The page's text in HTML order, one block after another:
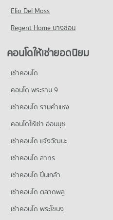
คอนโด รร.ฤทธิยะวรรณาลัย
มีคอนโดให้เช่า 1,758 ประกาศ
ขายคอนโด รร.ฤทธิยะวรรณาลัย
มีคอนโดขาย 641 ประกาศ
มีคอนโดให้เช่า 407 ประกาศ
ขายคอนโด ถนนลำลูกกา
มีคอนโดขาย 169 ประกาศ
คอนโด เซียร์ รังสิต
มีคอนโดให้เช่า 349 ประกาศ
ขายคอนโด เซียร์ รังสิต
มีคอนโดขาย 201 ประกาศ
คอนโด ดรีมเวิลด์
354 โครงการ
คอนโดให้เช่า ดรีมเวิลด์
มีคอนโดขาย 108 ประกาศ
Elio Del Moss
Regent Home บางซ่อน
คอนโดให้เช่ายอดนิยม
เช่าคอนโด
คอนโด พระราม 9
เช่าคอนโด รามคําแหง
คอนโดให้เช่า อ่อนนุช
เช่าคอนโด แจ้งวัฒนะ
เช่าคอนโด สาทร
เช่าคอนโด ปิ่นเกล้า
เช่าคอนโด ตลาดพลู
เช่าคอนโด พระโขนง